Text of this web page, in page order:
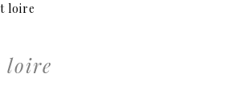
loire
loire